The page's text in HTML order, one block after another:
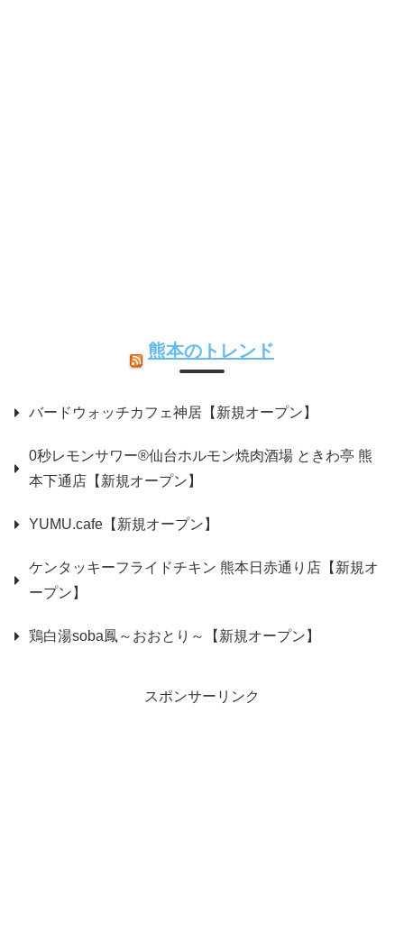
熊本のトレンド
バードウォッチカフェ神居【新規オープン】
0秒レモンサワー®仙台ホルモン焼肉酒場 ときわ亭 熊
本下通店【新規オープン】
YUMU.cafe【新規オープン】
ケンタッキーフライドチキン 熊本日赤通り店【新規オ
ープン】
鶏白湯soba鳳～おおとり～【新規オープン】
スポンサーリンク